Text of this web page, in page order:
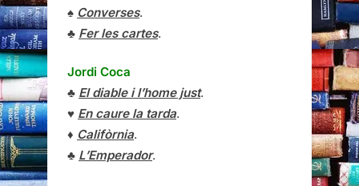
♠ Converses.
♣ Fer les cartes.
Jordi Coca
♣ El diable i l’home just.
♥ En caure la tarda.
♦ Califòrnia.
♣ L’Emperador.